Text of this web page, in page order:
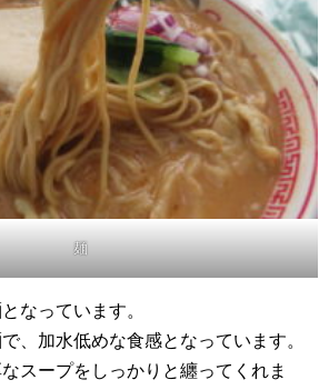
麺
なっています。
、加水低めな食感となっています。
スープをしっかりと纏ってくれま